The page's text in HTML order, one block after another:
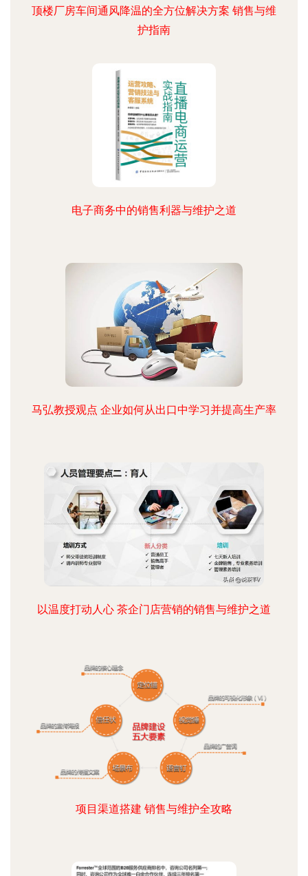
顶楼厂房车间通风降温的全方位解决方案 销售与维
护指南
电子商务中的销售利器与维护之道
马弘教授观点 企业如何从出口中学习并提高生产率
以温度打动人心 茶企门店营销的销售与维护之道
项目渠道搭建 销售与维护全攻略